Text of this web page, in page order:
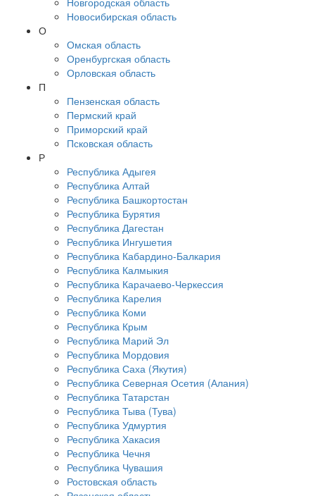
Новосибирская область
О
Омская область
Оренбургская область
Орловская область
П
Пензенская область
Пермский край
Приморский край
Псковская область
Р
Республика Адыгея
Республика Алтай
Республика Башкортостан
Республика Бурятия
Республика Дагестан
Республика Ингушетия
Республика Кабардино-Балкария
Республика Калмыкия
Республика Карачаево-Черкессия
Республика Карелия
Республика Коми
Республика Крым
Республика Марий Эл
Республика Мордовия
Республика Саха (Якутия)
Республика Северная Осетия (Алания)
Республика Татарстан
Республика Тыва (Тува)
Республика Удмуртия
Республика Хакасия
Республика Чечня
Республика Чувашия
Ростовская область